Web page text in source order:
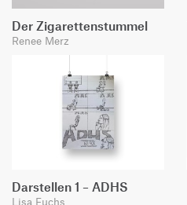
Der Zigarettenstummel
Renee Merz
Darstellen 1 – ADHS
Lisa Fuchs